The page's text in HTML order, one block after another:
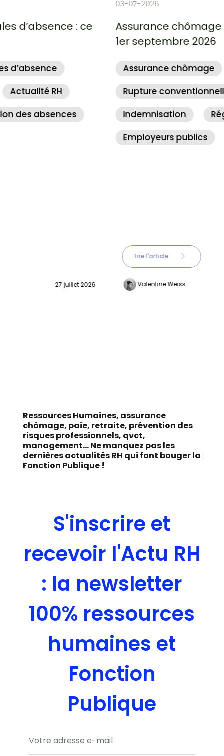
Assurance chômage : ce qui change au
Assurance chômage
Rupture conventionnelle
Indemnisation
Réglementation RH
Valentine Weiss 03 juillet 2026
Ressources Humaines, assurance
chômage, paie, retraite, prévention des
risques professionnels, qvct,
management... Ne manquez pas les
dernières actualités RH qui font bouger la
Fonction Publique !
S'inscrire et
recevoir l'Actu RH
: la newsletter
100% ressources
humaines et
Fonction
Publique